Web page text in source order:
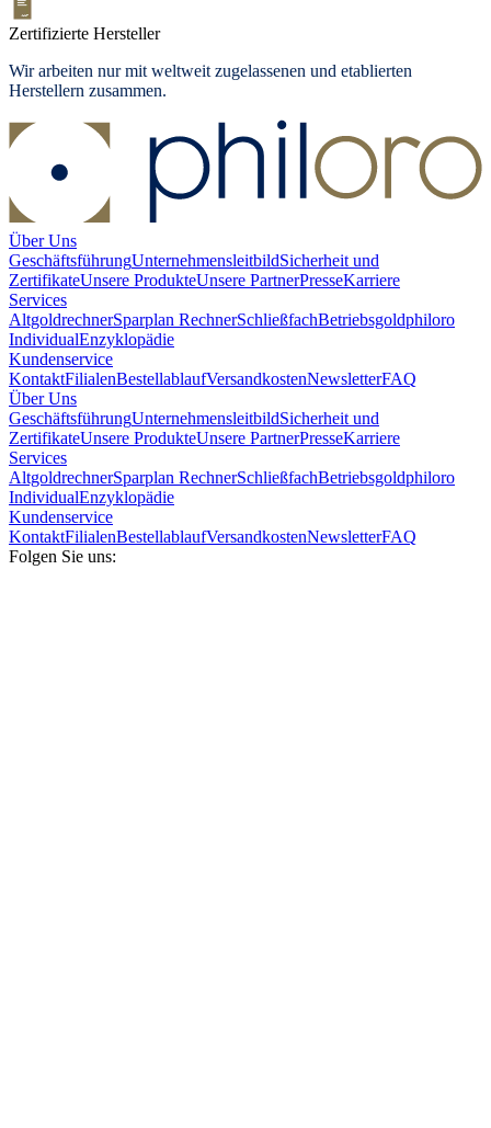
Zertifizierte Hersteller
Wir arbeiten nur mit weltweit zugelassenen und etablierten
Herstellern zusammen.
Über Uns
GeschäftsführungUnternehmensleitbildSicherheit und
ZertifikateUnsere ProdukteUnsere PartnerPresseKarriere
Services
AltgoldrechnerSparplan RechnerSchließfachBetriebsgoldphiloro
IndividualEnzyklopädie
Kundenservice
KontaktFilialenBestellablaufVersandkostenNewsletterFAQ
Über Uns
GeschäftsführungUnternehmensleitbildSicherheit und
ZertifikateUnsere ProdukteUnsere PartnerPresseKarriere
Services
AltgoldrechnerSparplan RechnerSchließfachBetriebsgoldphiloro
IndividualEnzyklopädie
Kundenservice
KontaktFilialenBestellablaufVersandkostenNewsletterFAQ
Folgen Sie uns: